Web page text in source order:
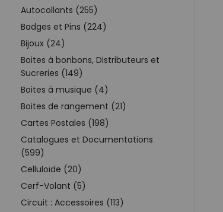
Autocollants (255)
Badges et Pins (224)
Bijoux (24)
Boites à bonbons, Distributeurs et
Sucreries (149)
Boites à musique (4)
Boites de rangement (21)
Cartes Postales (198)
Catalogues et Documentations
(599)
Celluloïde (20)
Cerf-Volant (5)
Circuit : Accessoires (113)